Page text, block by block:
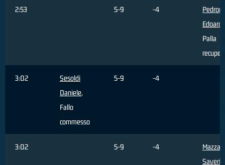
2:53 5-9 -4
Pedroni
Edoardo
Palla
3:02
Sesoldi
Daniele,
Fallo
commesso
5-9 -4
3:02 5-9 -4
Saverio